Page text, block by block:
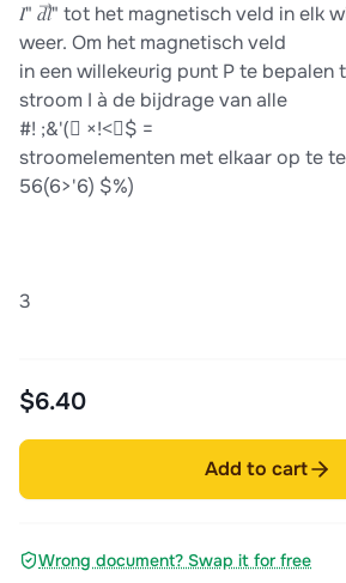
𝐼" 𝑑𝑙⃗" tot het magnetisch veld in elk
weer. Om het magnetisch veld
in een willekeurig punt P te bepalen
stroom I à de bijdrage van alle
#! ;&'(⃗ ×!<⃗$ =
stroomelementen met elkaar op te
56(6>'6) $%)
3
$6.40
Add to cart
Wrong document? Swap it for free